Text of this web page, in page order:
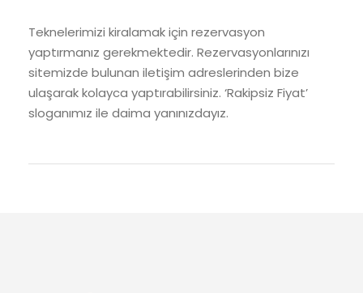
Teknelerimizi kiralamak için rezervasyon
yaptırmanız gerekmektedir. Rezervasyonlarınızı
sitemizde bulunan iletişim adreslerinden bize
ulaşarak kolayca yaptırabilirsiniz. ‘Rakipsiz Fiyat’
sloganımız ile daima yanınızdayız.